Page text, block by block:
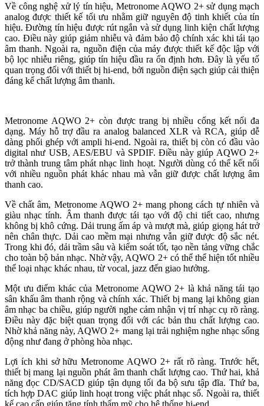
Về công nghệ xử lý tín hiệu, Metronome AQWO 2+ sử dụng mạch
analog được thiết kế tối ưu nhằm giữ nguyên độ tinh khiết của tín
hiệu. Đường tín hiệu được rút ngắn và sử dụng linh kiện chất lượng
cao. Điều này giúp giảm nhiễu và đảm bảo độ chính xác khi tái tạo
âm thanh. Ngoài ra, nguồn điện của máy được thiết kế độc lập với
bộ lọc nhiễu riêng, giúp tín hiệu đầu ra ổn định hơn. Đây là yếu tố
quan trọng đối với thiết bị hi-end, bởi nguồn điện sạch giúp cải thiện
đáng kể chất lượng âm thanh.
Metronome AQWO 2+ còn được trang bị nhiều cổng kết nối đa
dạng. Máy hỗ trợ đầu ra analog balanced XLR và RCA, giúp dễ
dàng phối ghép với ampli hi-end. Ngoài ra, thiết bị còn có đầu vào
digital như USB, AES/EBU và SPDIF. Điều này giúp AQWO 2+
trở thành trung tâm phát nhạc linh hoạt. Người dùng có thể kết nối
với nhiều nguồn phát khác nhau mà vẫn giữ được chất lượng âm
thanh cao.
Về chất âm, Metronome AQWO 2+ mang phong cách tự nhiên và
giàu nhạc tính. Âm thanh được tái tạo với độ chi tiết cao, nhưng
không bị khô cứng. Dải trung ấm áp và mượt mà, giúp giọng hát trở
nên chân thực. Dải cao mềm mại nhưng vẫn giữ được độ sắc nét.
Trong khi đó, dải trầm sâu và kiểm soát tốt, tạo nền tảng vững chắc
cho toàn bộ bản nhạc. Nhờ vậy, AQWO 2+ có thể thể hiện tốt nhiều
thể loại nhạc khác nhau, từ vocal, jazz đến giao hưởng.
Một ưu điểm khác của Metronome AQWO 2+ là khả năng tái tạo
sân khấu âm thanh rộng và chính xác. Thiết bị mang lại không gian
âm nhạc ba chiều, giúp người nghe cảm nhận vị trí nhạc cụ rõ ràng.
Điều này đặc biệt quan trọng đối với các bản thu chất lượng cao.
Nhờ khả năng này, AQWO 2+ mang lại trải nghiệm nghe nhạc sống
động như đang ở phòng hòa nhạc.
Lợi ích khi sở hữu Metronome AQWO 2+ rất rõ ràng. Trước hết,
thiết bị mang lại nguồn phát âm thanh chất lượng cao. Thứ hai, khả
năng đọc CD/SACD giúp tận dụng tối đa bộ sưu tập đĩa. Thứ ba,
tích hợp DAC giúp linh hoạt trong việc phát nhạc số. Ngoài ra, thiết
kế cao cấp giúp tăng tính thẩm mỹ cho hệ thống hi-end.